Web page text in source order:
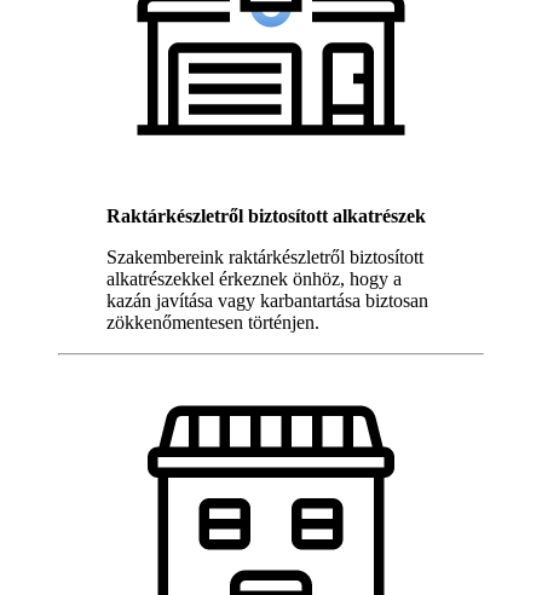
Raktárkészletről biztosított alkatrészek
Szakembereink raktárkészletről biztosított
alkatrészekkel érkeznek önhöz, hogy a
kazán javítása vagy karbantartása biztosan
zökkenőmentesen történjen.